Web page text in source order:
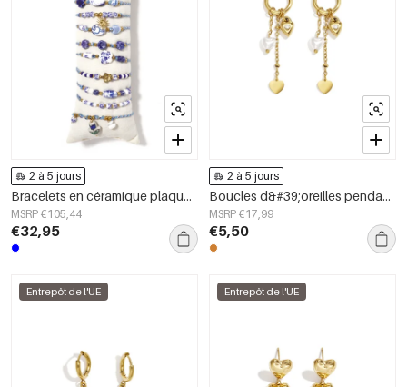
2 à 5 jours
Bracelets en céramique plaqués or 14 carats, collection ethnique florale, style vacances/plage, bijoux pour femmes
MSRP €105,44
€32,95
2 à 5 jours
Boucles d&#39;oreilles pendantes en acier inoxydable en forme de cœur, collection Simple Daily Simple, bijoux pour femmes
MSRP €17,99
€5,50
Entrepôt de l'UE Entrepôt de l'UE